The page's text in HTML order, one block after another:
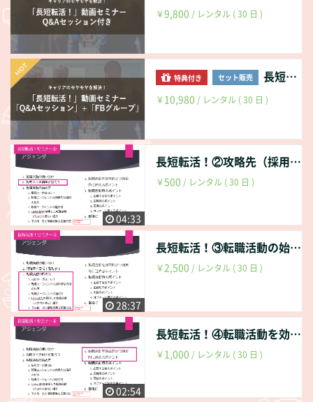
ファーに関するのポイント ６．最後に もっと詳しく知りたい
方は https://yuki83.com/archives/113 中身をチラ見せブロ
グはコチラ https://yuki83.com/archives/584
￥9,800 / レンタル ( 30 日 )
特典付き セット販売 長短転活！フルバージョン Q&Aセッション＆FBグループ/過去のQ&A会員ページ閲覧
￥10,980 / レンタル ( 30 日 )
04:33
長短転活！②攻略先（採用担当の仕事）を知ろう＆転活の使い分け
￥500 / レンタル ( 30 日 )
28:37
長短転活！③転職活動の始め方
￥2,500 / レンタル ( 30 日 )
02:54
長短転活！④転職活動を効率的かつ効果的に進めるポイント
￥1,000 / レンタル ( 30 日 )